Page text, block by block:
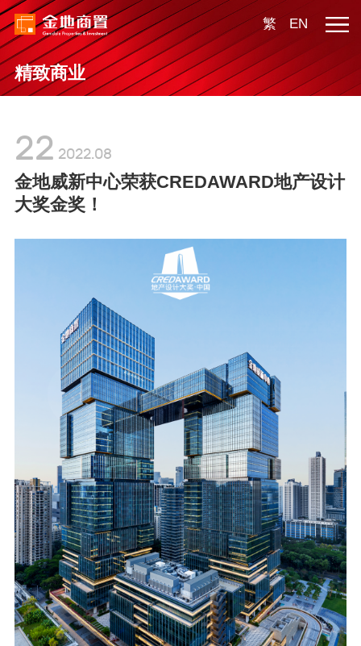
繁 EN
精致商业
22 2022.08
金地威新中心荣获CREDAWARD地产设计
大奖金奖！